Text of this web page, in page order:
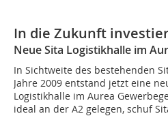
In die Zukunft
Neue Sita Logistikhalle im
In Sichtweite des bestehenden
Jahre 2009 entstand jetzt eine
Logistikhalle im Aurea
ideal an der A2 gelegen, schuf